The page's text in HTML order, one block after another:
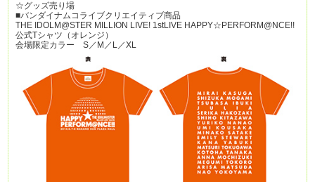
☆グッズ売り場
■バンダイナムコライブクリエイティブ商品
THE IDOLM@STER MILLION LIVE! 1stLIVE HAPPY☆PERFORM@NCE!!
公式Tシャツ（オレンジ）
会場限定カラー S／M／L／XL